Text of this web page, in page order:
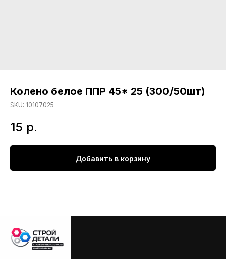
Колено белое ППР 45* 25 (300/50шт)
SKU: 10107025
15 р.
Добавить в корзину